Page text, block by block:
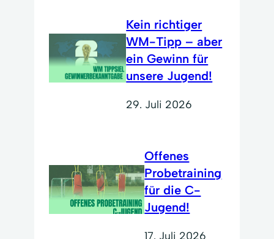
Kein richtiger
WM-Tipp – aber
ein Gewinn für
unsere Jugend!
29. Juli 2026
Offenes
Probetraining
für die C-
Jugend!
17. Juli 2026